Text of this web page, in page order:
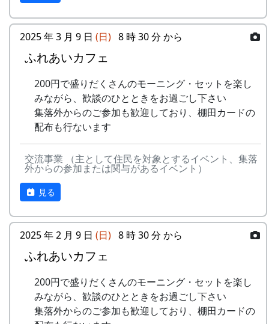
2025 年 3 月 9 日 (日) 8 時 30 分 から
ふれあいカフェ
200円で盛りだくさんのモーニング・セットを楽し
みながら、歓談のひとときをお過ごし下さい
集落外からのご参加も歓迎しており、棚田カードの
配布も行ないます
交流事業 （主として住民を対象とするイベント、集落
外からの参加または関与があるイベント）
見る
2025 年 2 月 9 日 (日) 8 時 30 分 から
ふれあいカフェ
200円で盛りだくさんのモーニング・セットを楽し
みながら、歓談のひとときをお過ごし下さい
集落外からのご参加も歓迎しており、棚田カードの